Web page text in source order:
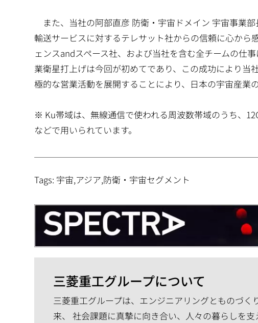
また、当社の阿部直彦 防衛・宇宙ドメイン 宇宙事業
輸送サービスに対するテレサット社からの信頼に心から
ェンスandスペース社、および当社を含む全チームの仕
業衛星打上げは今回が初めてであり、この成功により
極的な営業活動を展開することにより、日本の宇宙産業
※ Ku帯域は、無線通信で使われる周波数帯域のうち、
などで用いられています。
Tags: 宇宙,アジア,防衛・宇宙セグメント
三菱重工グループについて
三菱重工グループは、エンジニアリングとものづ
来、 社会課題に真摯に向き合い、人々の暮らしを支